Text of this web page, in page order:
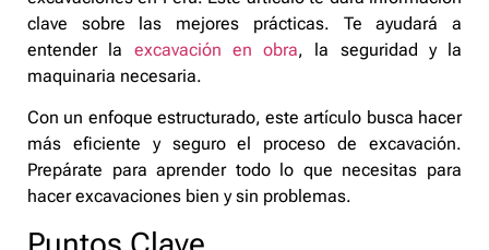
clave sobre las mejores prácticas. Te ayudará a
entender la excavación en obra, la seguridad y la
maquinaria necesaria.
Con un enfoque estructurado, este artículo busca hacer
más eficiente y seguro el proceso de excavación.
Prepárate para aprender todo lo que necesitas para
hacer excavaciones bien y sin problemas.